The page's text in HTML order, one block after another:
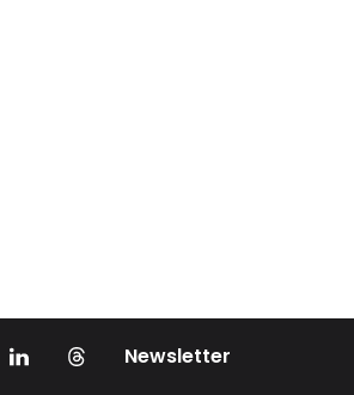
Newsletter